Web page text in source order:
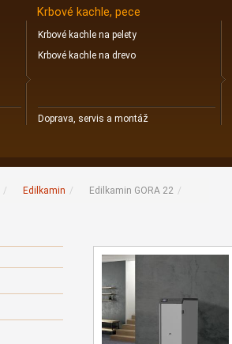
Krbové kachle, pece
Krbové kachle na pelety
Krbové kachle na drevo
Doprava, servis a montáž
/ Edilkamin / Edilkamin GORA 22 /